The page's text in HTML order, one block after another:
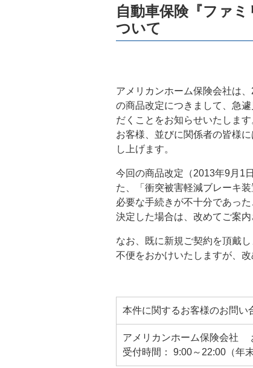
自動車保険『ファ
ついて
アメリカンホーム保険会社は
の商品改定につきまして、急
だくことをお知らせいたします
お客様、並びに関係者の皆様
し上げます。
今回の商品改定（2013年9月1
た、「衝突被害軽減ブレーキ
必要な手続きが不十分であっ
決定した場合は、改めてご案内
なお、既に新規ご契約を頂戴
不便をおかけいたしますが、
本件に関するお客様のお問い
アメリカンホーム保険会社
受付時間： 9:00～22:00（年